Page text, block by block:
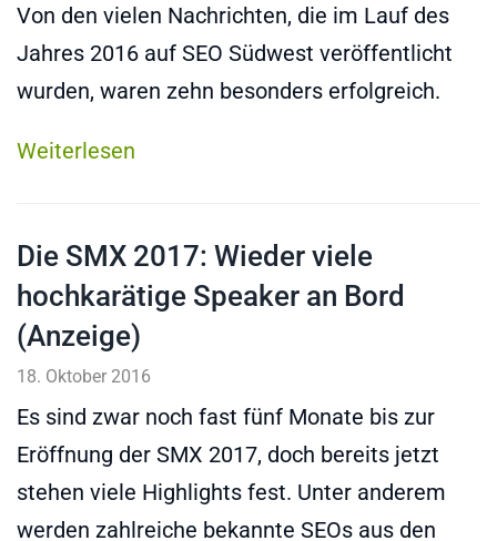
Von den vielen Nachrichten, die im Lauf des
Jahres 2016 auf SEO Südwest veröffentlicht
wurden, waren zehn besonders erfolgreich.
Weiterlesen
Die SMX 2017: Wieder viele
hochkarätige Speaker an Bord
(Anzeige)
18. Oktober 2016
Es sind zwar noch fast fünf Monate bis zur
Eröffnung der SMX 2017, doch bereits jetzt
stehen viele Highlights fest. Unter anderem
werden zahlreiche bekannte SEOs aus den